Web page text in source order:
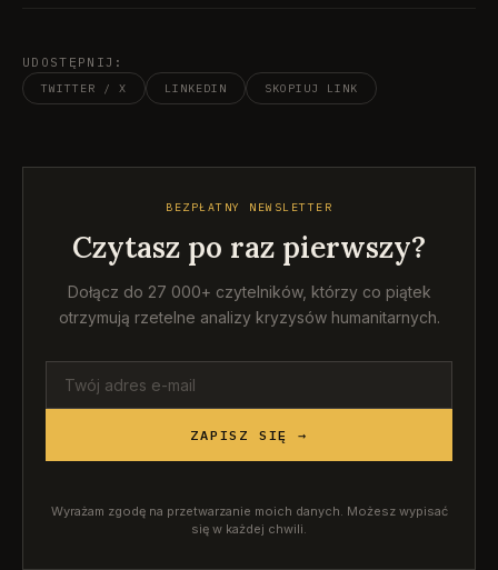
UDOSTĘPNIJ:
TWITTER / X LINKEDIN SKOPIUJ LINK
BEZPŁATNY NEWSLETTER
Czytasz po raz pierwszy?
Dołącz do 27 000+ czytelników, którzy co piątek
otrzymują rzetelne analizy kryzysów humanitarnych.
ZAPISZ SIĘ →
Wyrażam zgodę na przetwarzanie moich danych. Możesz wypisać
się w każdej chwili.